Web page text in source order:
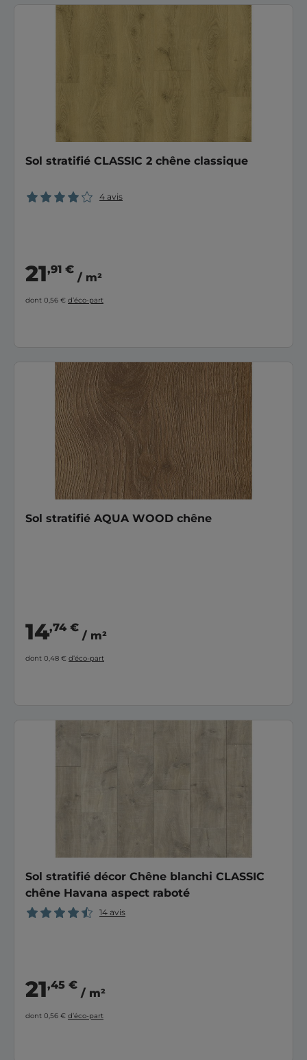
Sol stratifié CLASSIC 2 chêne classique
4 avis
21,91 €
/ m²
dont 0,56 € d’éco-part
Sol stratifié AQUA WOOD chêne
14,74 €
/ m²
dont 0,48 € d’éco-part
Sol stratifié décor Chêne blanchi CLASSIC
chêne Havana aspect raboté
14 avis
21,45 €
/ m²
dont 0,56 € d’éco-part